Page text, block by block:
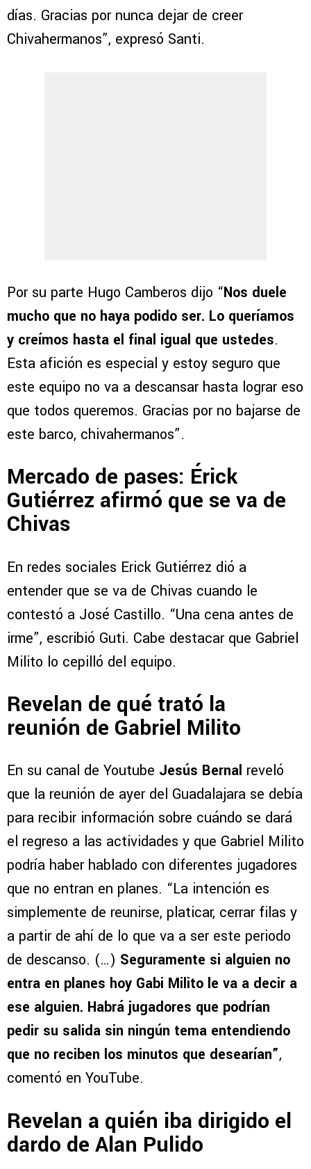
días. Gracias por nunca dejar de creer
Chivahermanos”, expresó Santi.
Por su parte Hugo Camberos dijo “Nos duele
mucho que no haya podido ser. Lo queríamos
y creímos hasta el final igual que ustedes.
Esta afición es especial y estoy seguro que
este equipo no va a descansar hasta lograr eso
que todos queremos. Gracias por no bajarse de
este barco, chivahermanos”.
Mercado de pases: Érick
Gutiérrez afirmó que se va de
Chivas
En redes sociales Erick Gutiérrez dió a
entender que se va de Chivas cuando le
contestó a José Castillo. “Una cena antes de
irme”, escribió Guti. Cabe destacar que Gabriel
Milito lo cepilló del equipo.
Revelan de qué trató la
reunión de Gabriel Milito
En su canal de Youtube Jesús Bernal reveló
que la reunión de ayer del Guadalajara se debía
para recibir información sobre cuándo se dará
el regreso a las actividades y que Gabriel Milito
podría haber hablado con diferentes jugadores
que no entran en planes. “La intención es
simplemente de reunirse, platicar, cerrar filas y
a partir de ahí de lo que va a ser este periodo
de descanso. (…) Seguramente si alguien no
entra en planes hoy Gabi Milito le va a decir a
ese alguien. Habrá jugadores que podrían
pedir su salida sin ningún tema entendiendo
que no reciben los minutos que desearían”,
comentó en YouTube.
Revelan a quién iba dirigido el
dardo de Alan Pulido